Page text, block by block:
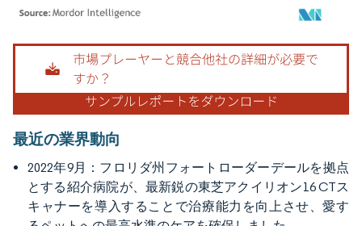
画像 © Mordor Intelligence。再利用にはCC BY 4.0の表示が必要です。
最近の業界動向
2022年9月：フロリダ州フォートローダーデールを拠点
とする紹介病院が、最新鋭の東芝アクイリオン16 CTス
キャナーを導入することで治療能力を向上させ、愛す